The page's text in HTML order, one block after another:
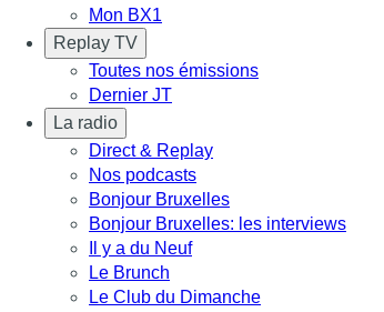
Mon BX1
Replay TV
Toutes nos émissions
Dernier JT
La radio
Direct & Replay
Nos podcasts
Bonjour Bruxelles
Bonjour Bruxelles: les interviews
Il y a du Neuf
Le Brunch
Le Club du Dimanche